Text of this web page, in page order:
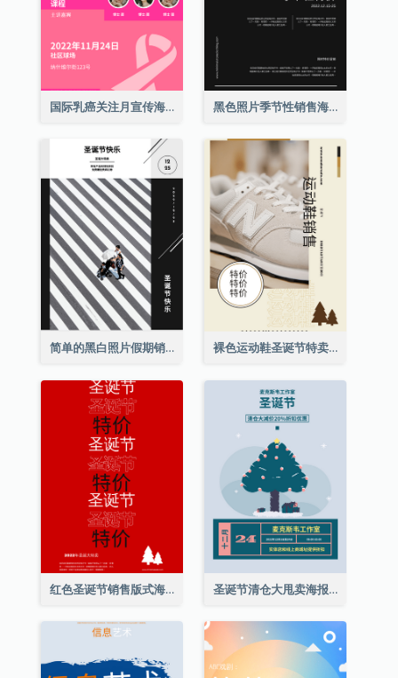
国际乳癌关注月宣传海报 黑色照片季节性销售海报
简单的黑白照片假期销售海报 裸色运动鞋圣诞节特卖海报
红色圣诞节销售版式海报 圣诞节清仓大甩卖海报